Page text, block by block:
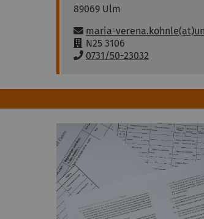
89069 Ulm
E
M
l
maria-
R
a
:
N25 3106
T
e
n
:
0731/50-23032